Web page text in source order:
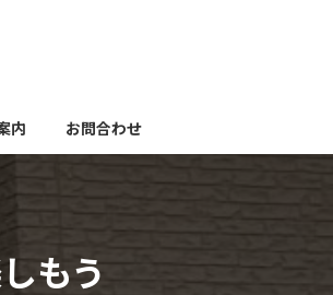
内 お問合わせ
もう